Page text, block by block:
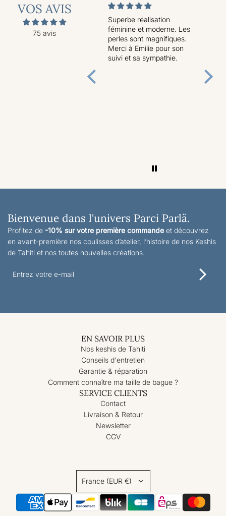
VOS AVIS
75 avis
Superbe réalisation
féminine et moderne. Les
perles sont magnifiques.
Merci à Emilie pour son
suivi et sa sympathie.
Colis arrivé
rapidement Superbe.
Bienvenue dans l'univers Parci Parlä.
Profitez de -10% sur votre première commande et découvrez
en avant-première nos coulisses d’atelier, l’histoire de nos Keshis
de Tahiti et nos toutes nouvelles créations.
EN SAVOIR PLUS
Nos keshis de Tahiti
Conseils d'entretien
Garantie & réparation
Comment connaître ma taille de bague ?
SERVICE CLIENTS
Contact
Livraison & Retour
Newsletter
CGV
France (EUR €)